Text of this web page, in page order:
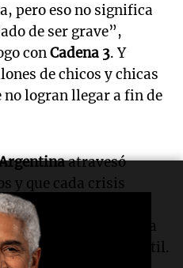
pero eso no significa
de ser grave”,
conCadena 3. Y
de chicos y chicas
no logran llegar a fin de
atravesó
y que cada crisis
piso de la
a la democracia nunca
30%de pobreza infantil.